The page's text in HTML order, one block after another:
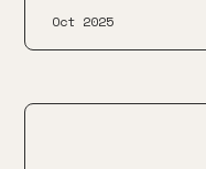
Oct 2025